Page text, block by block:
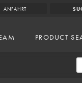
ANFAHRT
PRODUCT